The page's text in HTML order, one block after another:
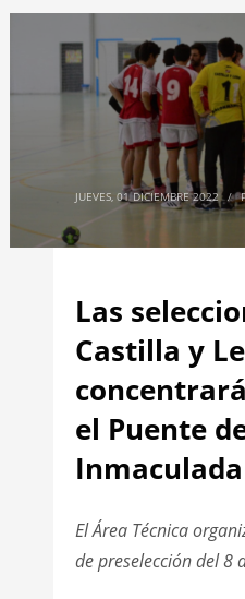
JUEVES, 01 DICIEMBRE 2022 /
Las
Castilla y
el Puente
Inmaculada
El Área Técnica
de preselección del 8